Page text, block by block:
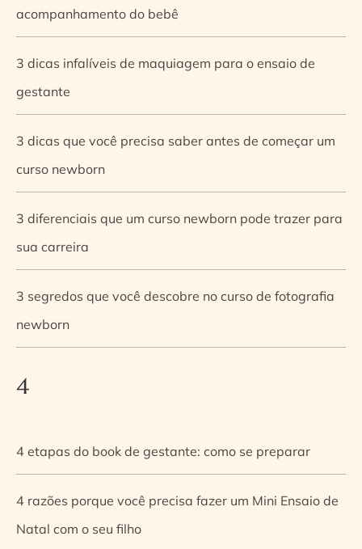
acompanhamento do bebê
3 dicas infalíveis de maquiagem para o ensaio de
gestante
3 dicas que você precisa saber antes de começar um
curso newborn
3 diferenciais que um curso newborn pode trazer para
sua carreira
3 segredos que você descobre no curso de fotografia
newborn
4
4 etapas do book de gestante: como se preparar
4 razões porque você precisa fazer um Mini Ensaio de
Natal com o seu filho